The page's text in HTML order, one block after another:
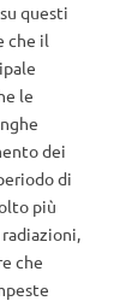
questi
che il
le
dei
di
più
radiazioni,
che